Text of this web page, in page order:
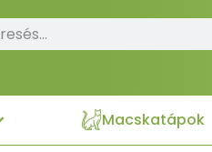
Macskatápok